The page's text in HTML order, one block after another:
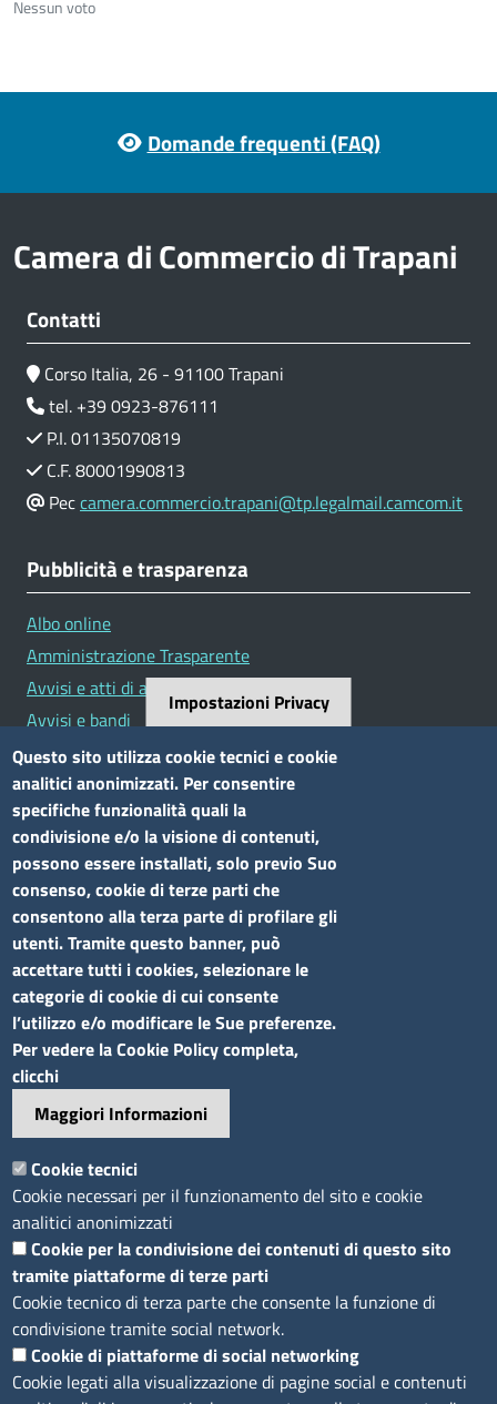
Nessun voto
Domande frequenti (FAQ)
Camera di Commercio di Trapani
Contatti
Corso Italia, 26 - 91100 Trapani
tel. +39 0923-876111
P.I. 01135070819
C.F. 80001990813
Peccamera.commercio.trapani@tp.legalmail.camcom.it
Pubblicità e trasparenza
Albo online
Amministrazione Trasparente
Avvisi e atti di altre Amministrazioni
Avvisi e bandi
Bandi di concorso
Siti tematici
Elenco siti tematici
Seguici su
Sito web
Accesso riservato
Mappa del sito
Footer
Feed RSS
Note legali
Privacy
Trattamento dei dati
Cookie
Dichiarazione di accessibilità
Obiettivi di accessibilità
Impostazioni Privacy
Questo sito utilizza cookie tecnici e cookie
analitici anonimizzati. Per consentire
specifiche funzionalità quali la
condivisione e/o la visione di contenuti,
possono essere installati, solo previo Suo
consenso, cookie di terze parti che
consentono alla terza parte di profilare gli
utenti. Tramite questo banner, può
accettare tutti i cookies, selezionare le
categorie di cookie di cui consente
l’utilizzo e/o modificare le Sue preferenze.
Per vedere la Cookie Policy completa,
clicchi
Maggiori Informazioni
Cookie tecnici
Cookie necessari per il funzionamento del sito e cookie
analitici anonimizzati
Cookie per la condivisione dei contenuti di questo sito
tramite piattaforme di terze parti
Cookie tecnico di terza parte che consente la funzione di
condivisione tramite social network.
Cookie di piattaforme di social networking
Cookie legati alla visualizzazione di pagine social e contenuti